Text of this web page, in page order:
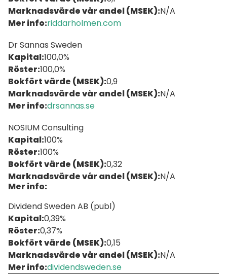
Marknadsvärde vår andel (MSEK):N/A
Mer info:riddarholmen.com
Dr Sannas Sweden
Kapital:100,0%
Röster:100,0%
Bokfört värde (MSEK):0,9
Marknadsvärde vår andel (MSEK):N/A
Mer info:drsannas.se
NOSIUM Consulting
Kapital:100%
Röster:100%
Bokfört värde (MSEK):0,32
Marknadsvärde vår andel (MSEK):N/A
Mer info:
Dividend Sweden AB (publ)
Kapital:0,39%
Röster:0,37%
Bokfört värde (MSEK):0,15
Marknadsvärde vår andel (MSEK):N/A
Mer info:dividendsweden.se